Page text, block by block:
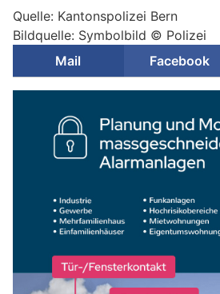
Quelle: Kantonspolizei Bern
Bildquelle: Symbolbild © Polizei
Mail
Facebook